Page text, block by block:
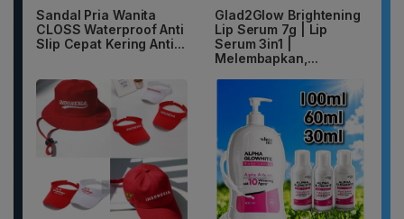
Sandal Pria Wanita
CLOSS Waterproof Anti
Slip Cepat Kering Anti...
Glad2Glow Brightening
Lip Serum 7g | Lip
Serum 3in1 |
Melembapkan,...